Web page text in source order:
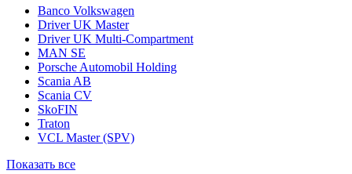
Аффилированные организации
Banco Volkswagen
Driver UK Master
Driver UK Multi-Compartment
MAN SE
Porsche Automobil Holding
Scania AB
SkoFIN